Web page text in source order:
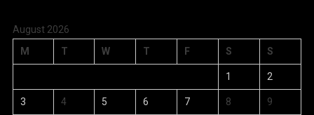
August 2026
M
T W T F S S
1 2
3 4 5 6 7 8 9